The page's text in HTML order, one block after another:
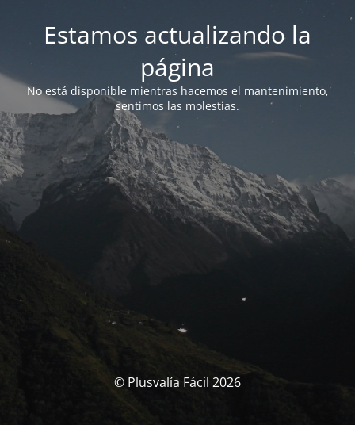
Estamos actualizando la
página
No está disponible mientras hacemos el mantenimiento,
sentimos las molestias.
© Plusvalía Fácil 2026